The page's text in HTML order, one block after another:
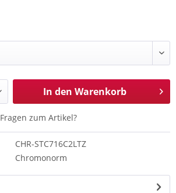
In den Warenkorb
Fragen zum Artikel?
CHR-STC716C2LTZ
Chromonorm